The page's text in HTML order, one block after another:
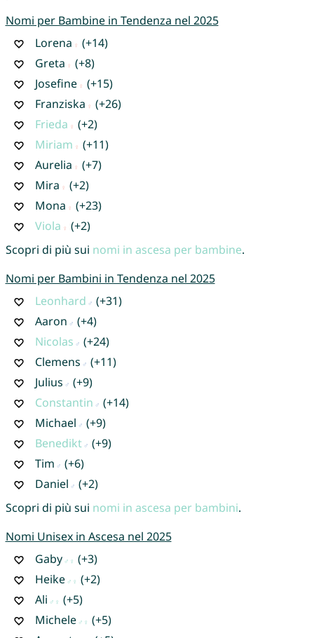
Nomi per Bambine in Tendenza nel 2025
Lorena
(+14)
Greta
(+8)
Josefine
(+15)
Franziska
(+26)
Frieda
(+2)
Miriam
(+11)
Aurelia
(+7)
Mira
(+2)
Mona
(+23)
Viola
(+2)
Scopri di più sui nomi in ascesa per bambine.
Nomi per Bambini in Tendenza nel 2025
Leonhard
(+31)
Aaron
(+4)
Nicolas
(+24)
Clemens
(+11)
Julius
(+9)
Constantin
(+14)
Michael
(+9)
Benedikt
(+9)
Tim
(+6)
Daniel
(+2)
Scopri di più sui nomi in ascesa per bambini.
Nomi Unisex in Ascesa nel 2025
Gaby
(+3)
Heike
(+2)
Ali
(+5)
Michele
(+5)